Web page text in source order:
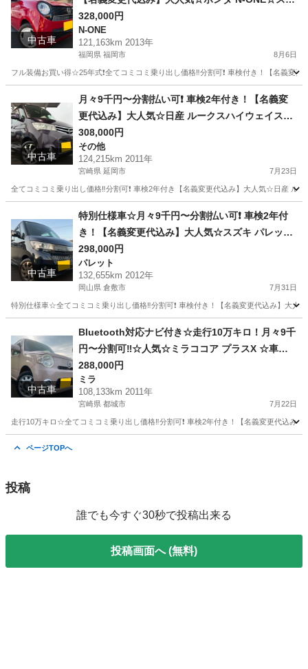
中古車
アリングスイッチ付き☆Bluetooth対応ナビ付き
☆走行中DVD見れます☆ETC付き☆便利なバック
カメラ付き☆ドラレコ付き☆スマートキー☆フル
328,000円
N-ONE
121,163km 2013年
福岡県 福岡市 8月6日
フル装備お買い得☆25年式❗️全てコミコミ乗り出し価格‼️分割可❗️ 車検付き！【名義
N-ONE 走行距離
中古車
月々9千円〜分割払い可❗️ 車検2年付き！【名義変
更代込み】大人気☆日産 ルークスハイウェイスタ
ー☆ナビ付き☆走行中DVD見れます☆スライドド
ア☆ドラレコ付き☆スマートキー☆フルオートエ
アコン☆純正アルミ！そのまま乗って帰れます❗️
308,000円
その他
124,215km 2011年
宮崎県 延岡市 7月23日
全てコミコミ乗り出し価格‼️分割可❗️ 車検2年付き【名義変更代込み】大人気☆日産
その他 走行距離
中古車
特別仕様車☆月々9千円〜分割払い可❗️ 車検2年付
き！【名義変更代込み】大人気☆スズキ パレット
SW☆Bluetoothナビ付き☆走行中DVD見れます☆
便利なバックカメラ付き☆ETC付き☆両側電動ス
ライドドア☆ドラレコ☆スマートキー☆フルオー
298,000円
パレット
132,655km 2012年
岡山県 倉敷市 7月31日
特別仕様車☆全てコミコミ乗り出し価格‼️分割可❗️ 車検付き！【名義変更代込み】
中古車
Bluetooth対応ナビ付き☆走行10万キロ！月々9千
円〜分割可‼️☆人気☆ミラココア プラスX ☆車検2
年付き！【名義変更代込み】Bluetooth対応ナビ
付き☆走行中DVD見れます☆圧迫感無くおしゃれ
な内装☆ドライブレコーダー付き☆そのまま乗っ
288,000円
ミラ
108,133km 2011年
宮崎県 都城市 7月22日
走行10万キロ☆全てコミコミ乗り出し価格‼️分割可❗️ 車検2年付き！【名義変更代込
ページTOPへ
投稿
誰でも今すぐ30秒で投稿出来る
投稿画面へ (無料)